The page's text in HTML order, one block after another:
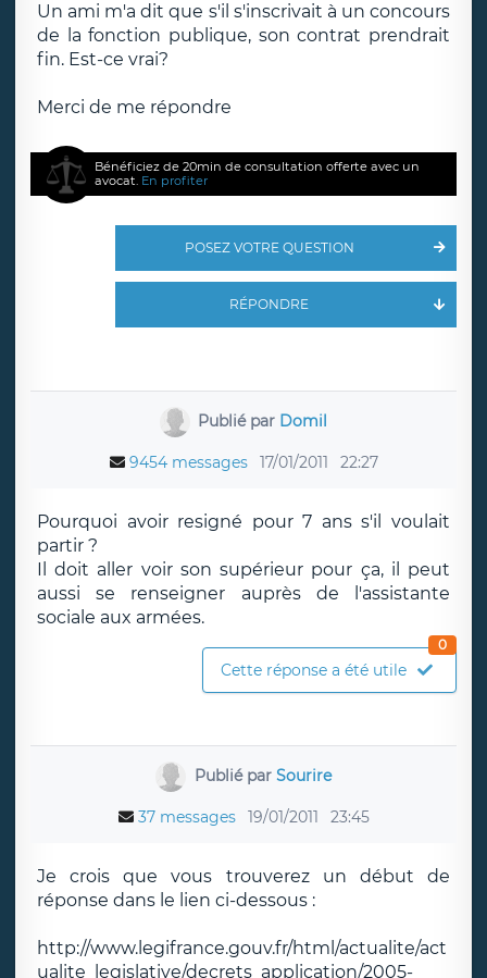
Un ami m'a dit que s'il s'inscrivait à un concours
de la fonction publique, son contrat prendrait
fin. Est-ce vrai?
Merci de me répondre
Bénéficiez de 20min de consultation offerte avec un
avocat. En profiter
POSEZ VOTRE QUESTION
RÉPONDRE
Publié par Domil
9454 messages 17/01/2011 22:27
Pourquoi avoir resigné pour 7 ans s'il voulait
partir ?
Il doit aller voir son supérieur pour ça, il peut
aussi se renseigner auprès de l'assistante
sociale aux armées.
Cette réponse a été utile
0
Publié par Sourire
37 messages 19/01/2011 23:45
Je crois que vous trouverez un début de
réponse dans le lien ci-dessous :
http://www.legifrance.gouv.fr/html/actualite/act
ualite_legislative/decrets_application/2005-